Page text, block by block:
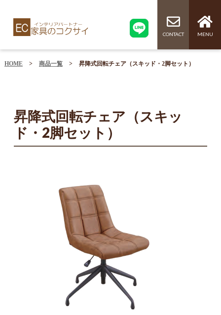
CONTACT MENU
HOME > 商品一覧 > 昇降式回転チェア（スキッド・2脚セット）
昇降式回転チェア（スキッ
ド・2脚セット）